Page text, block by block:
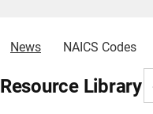
News NAICS Codes
Resource Library